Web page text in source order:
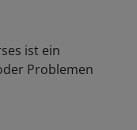
ist ein
Problemen